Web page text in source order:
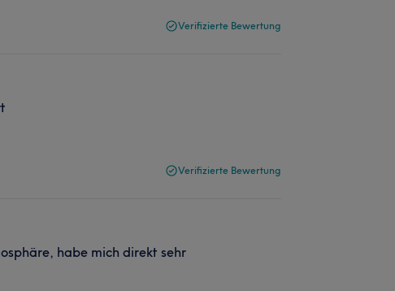
Verifizierte Bewertung
Verifizierte Bewertung
habe mich direkt sehr